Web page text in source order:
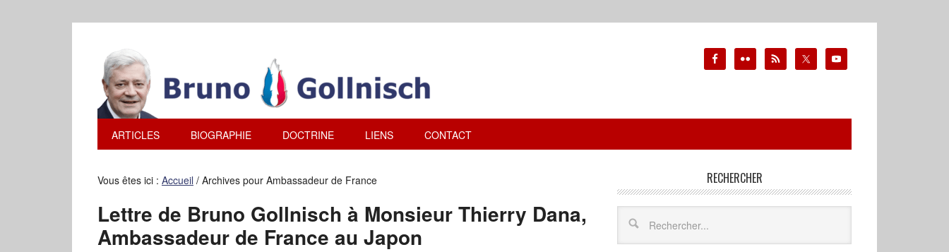
ARTICLES BIOGRAPHIE DOCTRINE LIENS CONTACT
Vous êtes ici : Accueil / Archives pour Ambassadeur de France
Lettre de Bruno Gollnisch à Monsieur Thierry Dana,
Ambassadeur de France au Japon
RECHERCHER